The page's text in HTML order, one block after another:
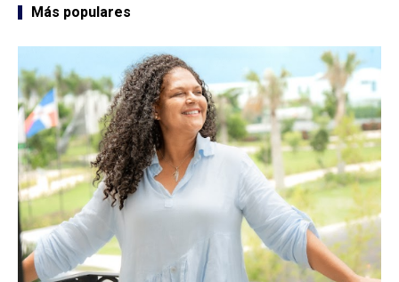
Más populares